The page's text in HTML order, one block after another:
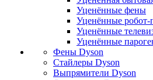
Уценённые фены
Уценённые робот-
Уценённые
Уценённые
Фены Dyson
Стайлеры Dyson
Выпрямители Dyson